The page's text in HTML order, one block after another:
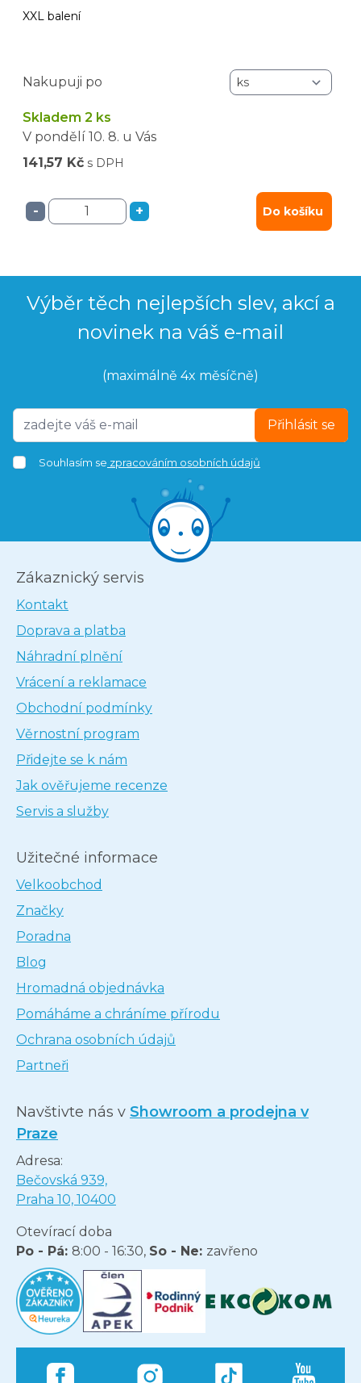
XXL balení
Nakupuji po
Skladem 2 ks
V pondělí 10. 8. u Vás
141,57 Kč s DPH
- + Do košíku
Výběr těch nejlepších slev, akcí a
novinek na váš e-mail
(maximálně 4x měsíčně)
Přihlásit se
Souhlasím se zpracováním osobních údajů
Zákaznický servis
Kontakt
Doprava a platba
Náhradní plnění
Vrácení a reklamace
Obchodní podmínky
Věrnostní program
Přidejte se k nám
Jak ověřujeme recenze
Servis a služby
Užitečné informace
Velkoobchod
Značky
Poradna
Blog
Hromadná objednávka
Pomáháme a chráníme přírodu
Ochrana osobních údajů
Partneři
Navštivte nás v Showroom a prodejna v
Praze
Adresa:
Bečovská 939,
Praha 10, 10400
Otevírací doba
Po - Pá: 8:00 - 16:30, So - Ne: zavřeno